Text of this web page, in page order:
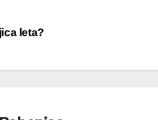
leta?